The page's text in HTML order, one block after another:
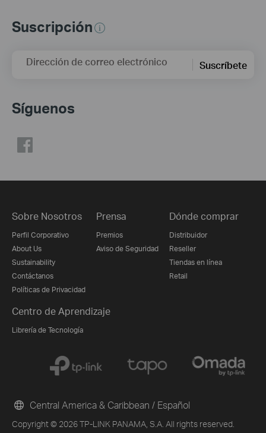
Suscripción
Dirección de correo electrónico Suscríbete
Síguenos
Sobre Nosotros
Perfil Corporativo
About Us
Sustainability
Contáctanos
Políticas de Privacidad
Prensa
Premios
Aviso de Seguridad
Dónde comprar
Distribuidor
Reseller
Tiendas en línea
Retail
Centro de Aprendizaje
Librería de Tecnología
Copyright © 2026 TP-LINK PANAMA, S.A. All rights reserved.
Central America & Caribbean / Español